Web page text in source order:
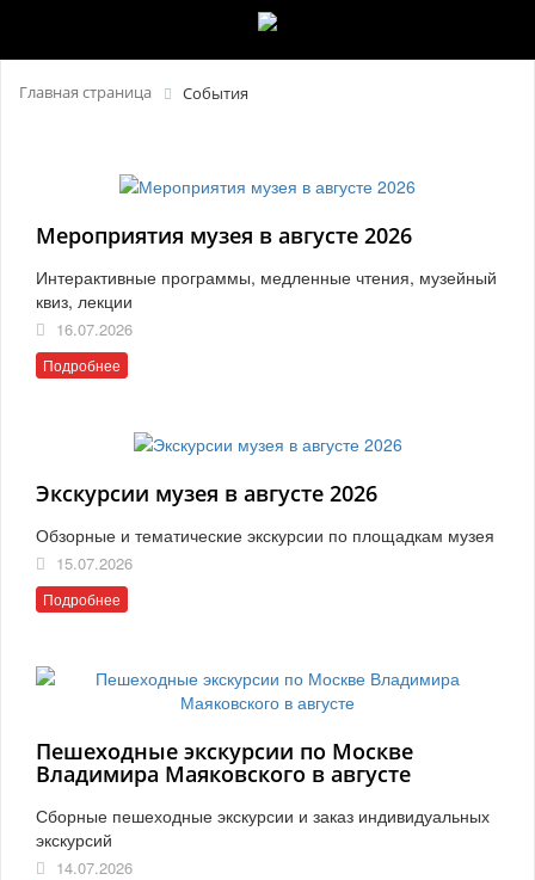
Главная страница События
Мероприятия музея в августе 2026
Интерактивные программы, медленные чтения, музейный
квиз, лекции
16.07.2026
Подробнее
Экскурсии музея в августе 2026
Обзорные и тематические экскурсии по площадкам музея
15.07.2026
Подробнее
Пешеходные экскурсии по Москве
Владимира Маяковского в августе
Сборные пешеходные экскурсии и заказ индивидуальных
экскурсий
14.07.2026